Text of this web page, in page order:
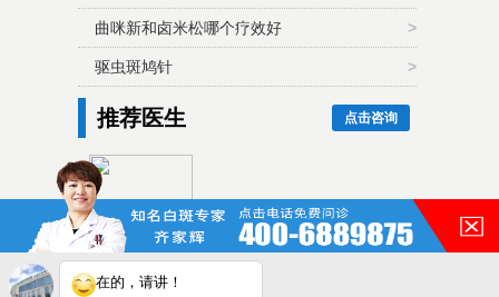
曲咪新和卤米松哪个疗效好 >
驱虫斑鸠针 >
点击咨询
推荐医生
齐家辉毕业至今一直从事与白
癜风相关的诊疗工作，对多数
在的，请讲！